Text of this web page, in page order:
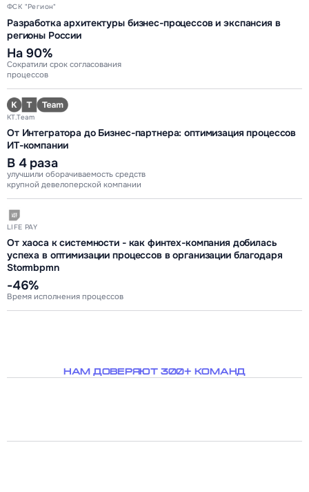
ФСК "Регион"
Разработка архитектуры бизнес-процессов и экспансия в
регионы России
На 90%
Сократили срок согласования
процессов
KT.Team
От Интегратора до Бизнес-партнера: оптимизация процессов
ИТ-компании
В 4 раза
улучшили оборачиваемость средств
крупной девелоперской компании
LIFE PAY
От хаоса к системности - как финтех-компания добилась
успеха в оптимизации процессов в организации благодаря
Stormbpmn
-46%
Время исполнения процессов
НАМ ДОВЕРЯЮТ 300+ КОМАНД